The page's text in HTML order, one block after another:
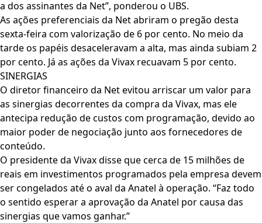
a dos assinantes da Net”, ponderou o UBS.
As ações preferenciais da Net abriram o pregão desta
sexta-feira com valorização de 6 por cento. No meio da
tarde os papéis desaceleravam a alta, mas ainda subiam 2
por cento. Já as ações da Vivax recuavam 5 por cento.
SINERGIAS
O diretor financeiro da Net evitou arriscar um valor para
as sinergias decorrentes da compra da Vivax, mas ele
antecipa redução de custos com programação, devido ao
maior poder de negociação junto aos fornecedores de
conteúdo.
O presidente da Vivax disse que cerca de 15 milhões de
reais em investimentos programados pela empresa devem
ser congelados até o aval da Anatel à operação. “Faz todo
o sentido esperar a aprovação da Anatel por causa das
sinergias que vamos ganhar.”